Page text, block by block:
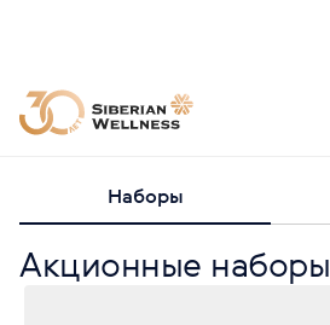
Наборы
Акционные наборы